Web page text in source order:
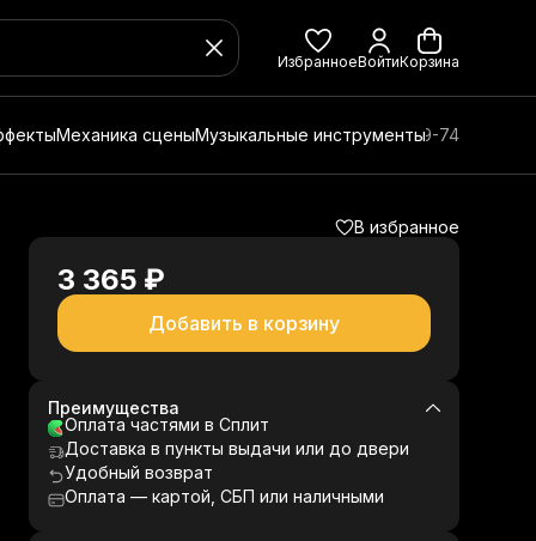
ИзбранноеВойтиКорзина
Механика сценыМузыкальные инструменты
8 (800) 350-49-74
В избранное
3 365 ₽
Добавить в корзину
Преимущества
Оплата частями в Сплит
Доставка в пункты выдачи или до двери
Удобный возврат
Оплата — картой, СБП или наличными